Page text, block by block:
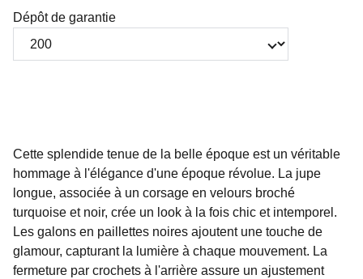
Dépôt de garantie
Cette splendide tenue de la belle époque est un véritable
hommage à l'élégance d'une époque révolue. La jupe
longue, associée à un corsage en velours broché
turquoise et noir, crée un look à la fois chic et intemporel.
Les galons en paillettes noires ajoutent une touche de
glamour, capturant la lumière à chaque mouvement. La
fermeture par crochets à l'arrière assure un ajustement